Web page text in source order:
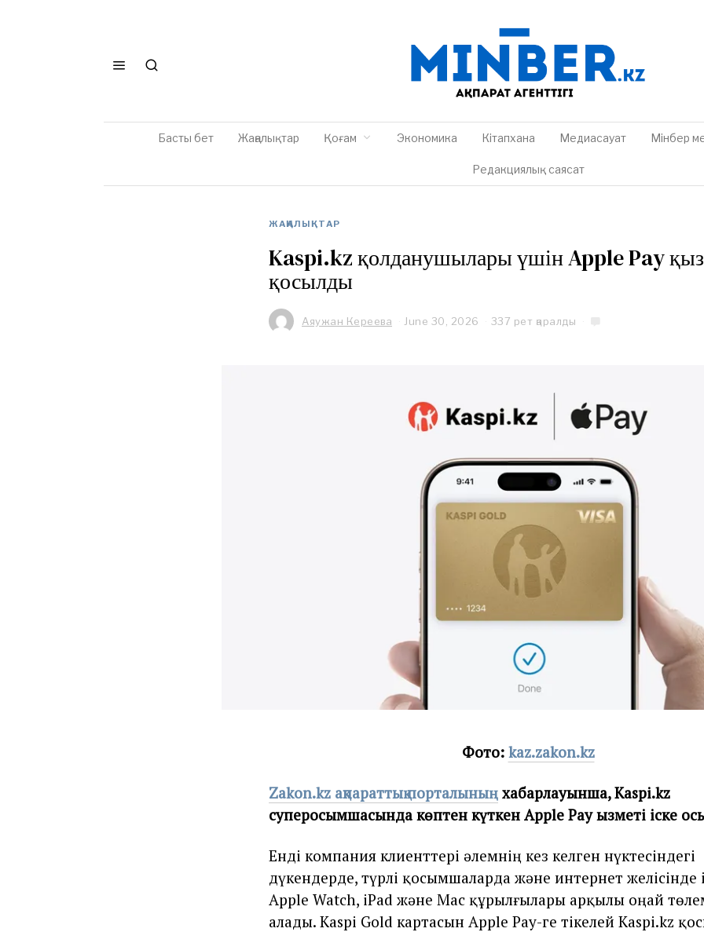
Басты бет Жаңалықтар Қоғам Экономика Кітапхана Медиасауат Мінбер
Редакциялық саясат
ЖАҢАЛЫҚТАР
Kaspi.kz қолданушылары үшін Apple Pay
қосылды
Аяужан Кереева June 30, 2026
2
6
337 рет қаралды
Фото: kaz.zakon.kz
Zakon.kz ақпараттық порталының хабарлауынша, Kaspi.kz
суперқосымшасында көптен күткен Apple Pay қызметі іске
Енді компания клиенттері әлемнің кез келген нүктесіндегі
дүкендерде, түрлі қосымшаларда және интернет желісінде
Apple Watch, iPad және Mac құрылғылары арқылы оңай
алады. Kaspi Gold картасын Apple Pay-ге тікелей Kaspi.kz